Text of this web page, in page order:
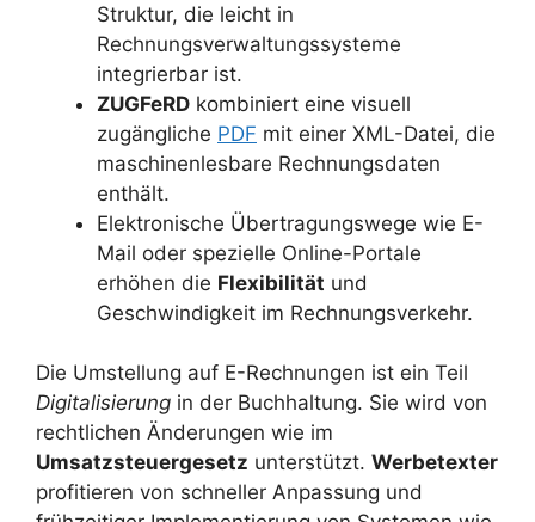
Struktur, die leicht in
Rechnungsverwaltungssysteme
integrierbar ist.
ZUGFeRD kombiniert eine visuell
zugängliche PDF mit einer XML-Datei, die
maschinenlesbare Rechnungsdaten
enthält.
Elektronische Übertragungswege wie E-
Mail oder spezielle Online-Portale
erhöhen die Flexibilität und
Geschwindigkeit im Rechnungsverkehr.
Die Umstellung auf E-Rechnungen ist ein Teil
Digitalisierung in der Buchhaltung. Sie wird von
rechtlichen Änderungen wie im
Umsatzsteuergesetz unterstützt. Werbetexter
profitieren von schneller Anpassung und